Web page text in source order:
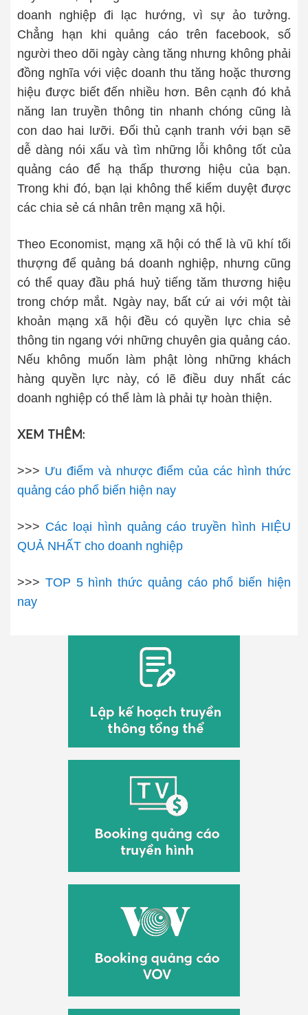
doanh nghiệp đi lạc hướng, vì sự ảo tưởng.
Chẳng hạn khi quảng cáo trên facebook, số
người theo dõi ngày càng tăng nhưng không phải
đồng nghĩa với việc doanh thu tăng hoặc thương
hiệu được biết đến nhiều hơn. Bên cạnh đó khả
năng lan truyền thông tin nhanh chóng cũng là
con dao hai lưỡi. Đối thủ cạnh tranh với bạn sẽ
dễ dàng nói xấu và tìm những lỗi không tốt của
quảng cáo để hạ thấp thương hiệu của bạn.
Trong khi đó, bạn lại không thể kiểm duyệt được
các chia sẻ cá nhân trên mạng xã hội.
Theo Economist, mạng xã hội có thể là vũ khí tối
thượng để quảng bá doanh nghiệp, nhưng cũng
có thể quay đầu phá huỷ tiếng tăm thương hiệu
trong chớp mắt. Ngày nay, bất cứ ai với một tài
khoản mạng xã hội đều có quyền lực chia sẻ
thông tin ngang với những chuyên gia quảng cáo.
Nếu không muốn làm phật lòng những khách
hàng quyền lực này, có lẽ điều duy nhất các
doanh nghiệp có thể làm là phải tự hoàn thiện.
XEM THÊM:
>>> Ưu điểm và nhược điểm của các hình thức
quảng cáo phổ biến hiện nay
>>> Các loại hình quảng cáo truyền hình HIỆU
QUẢ NHẤT cho doanh nghiệp
>>> TOP 5 hình thức quảng cáo phổ biến hiện
nay